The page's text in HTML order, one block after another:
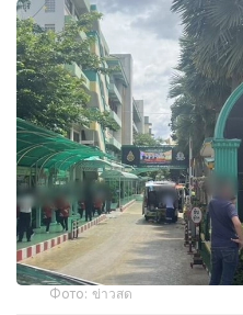
Фото: ข่าวสด